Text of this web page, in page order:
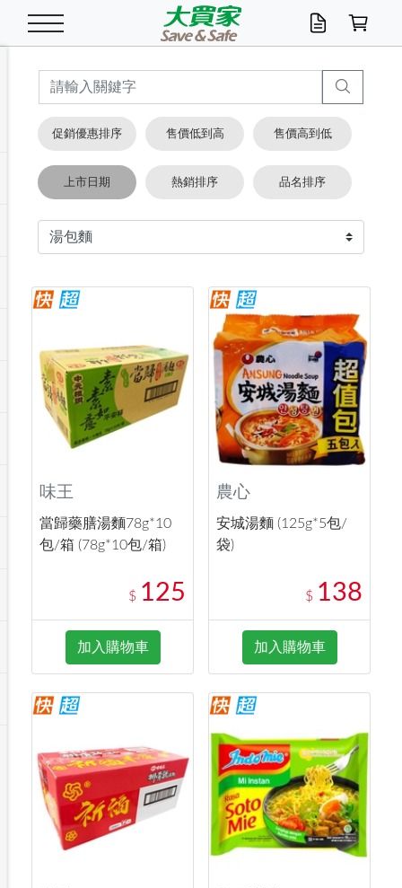
米/五穀/濃湯 米/糙米
五穀/南北貨
湯類/湯塊
油/調味料
食用油
醬油.油膏.蠔油
泡麵 / 麵條
包麵
碗麵/義大利麵
麵條/快煮麵/米粉
魚罐
醬菜/玉米罐
點心罐
休閒零嘴 初一十五拜拜懶
零嘴
堅果/海苔
美味餅乾
餅乾
糕餅/點心
糖果/巧克力
糖果/蜜餞/果凍
巧克力
茶飲料
果汁咖啡
碳酸/礦泉水
機能飲料
箱購飲料
養生保健/常備品 雞精/飲品
機能保健
▶保健品牌推薦
奶粉/穀麥片
奶粉
麥片/玉米片
沖調穀粉/隨手包
特色茶品
綠茶
紅茶
奶茶/花草茶
黑糖桂圓/蜂蜜醋
即溶咖啡
咖啡豆/粉/濾掛
可可/糖/奶精
沐浴乳香皂 沐浴乳
香皂/洗手乳
美髮造型
洗髮/護髮
造型髮品
口腔清潔
牙 刷
牙膏/漱口水
潔顏產品
卸妝/粉刺調理
臉部保養
面/眼膜
鍋具/飲水/廚房 鍋具/餐具
保鮮/微波
掃除用具/照明/五金
掃除/清潔用具
洗衣/曬衣用具
電池/延長線
修繕/五金/祭祀
傢飾/收納/衛浴
寢具/家具
收納用品
衛浴/毛巾
寵物食品
寵物清潔/百貨
衛生紙/濕巾 抽取衛生紙/濕巾
廚房紙巾/平版/
箱購免運區
衣物清潔
洗衣精
洗衣粉/皂
漂白水/柔軟精
居家清潔
廚房/餐具清潔
浴廁/水管清潔
居家清潔/除濕芳
衛生棉
箱購免運區
嬰兒尿布
成人紙尿褲
廚房家電 料理鍋具
烤箱/微波/電磁爐
快煮壺/烘碗機
季節家電
除濕/清淨機
風扇/防蚊家電
生活家電
除塵家電
美容家電
電腦周邊
數位週邊
手機/平板周邊
文具/辦公用品 文具用品
辦公文具/收納
玩具/擺設小物
汽機車百貨
機車/腳踏車百貨
汽車百貨
休閒/運動
戶外/休閒用品
健身/按摩/瑜珈
測量/護具/其他
服飾內著
配件
男/女/機能包
冷凍免運 生鮮食品
調理食品
箱購免運
食品免運
清潔用品免運
居家/汽百用品
主題專區
季節活動
店長推薦
這夏不怕熱
促銷優惠排序 售價低到高 售價高到低
上市日期 熱銷排序 品名排序
味王
當歸藥膳湯麵78g*10
包/箱 (78g*10包/箱)
$ 125
加入購物車
農心
安城湯麵 (125g*5包/
袋)
$ 138
加入購物車